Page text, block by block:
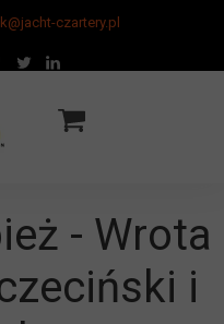
czartery.pl
- Wrota
i